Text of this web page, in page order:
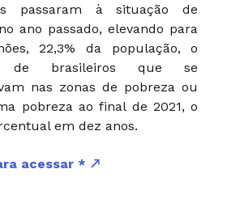
passaram à situação de
ano passado, elevando para
22,3% da população, o
de brasileiros que se
nas zonas de pobreza ou
pobreza ao final de 2021, o
em dez anos.
acessar *